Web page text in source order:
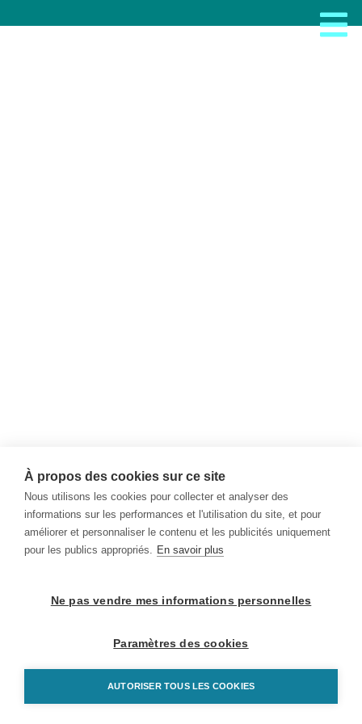
À propos des cookies sur ce site
Nous utilisons les cookies pour collecter et analyser des
informations sur les performances et l'utilisation du site, et pour
améliorer et personnaliser le contenu et les publicités uniquement
pour les publics appropriés. En savoir plus
Ne pas vendre mes informations personnelles
Paramètres des cookies
AUTORISER TOUS LES COOKIES